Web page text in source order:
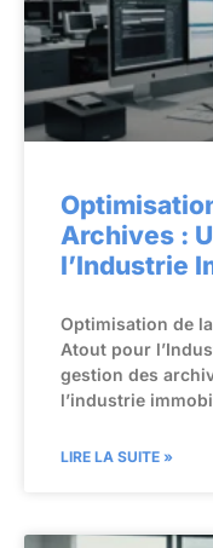
Archives :
l’Industrie
Optimisation de
Atout pour
gestion des
l’industrie
LIRE LA SUITE »